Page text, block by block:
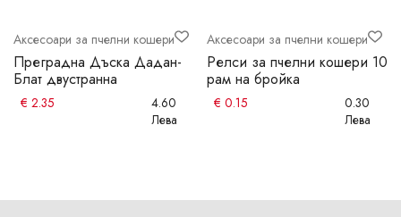
Аксесоари за пчелни кошери
Преградна Дъска Дадан-
Блат двустранна
€ 2.35
4.60
Лева
Аксесоари за пчелни кошери
Релси за пчелни кошери 10
рам на бройка
€ 0.15
0.30
Лева